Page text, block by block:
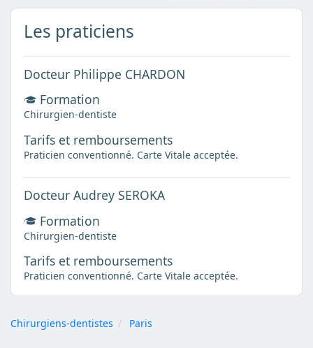
Les praticiens
Docteur Philippe CHARDON
Formation
Chirurgien-dentiste
Tarifs et remboursements
Praticien conventionné. Carte Vitale acceptée.
Docteur Audrey SEROKA
Formation
Chirurgien-dentiste
Tarifs et remboursements
Praticien conventionné. Carte Vitale acceptée.
Chirurgiens-dentistes Paris